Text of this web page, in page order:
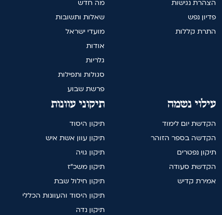
מה חדש
שאלות ותשובות
מועדי ישראל
אודות
גלריות
סגולות ותפילות
פרשת שבוע
הצהרת נגישות
פדיון נפש
התרת קללות
תיקוני עוונות
תיקון היסוד
תיקון עוון אשת איש
תיקון גויה
תיקון משכ"ז
תיקון חילול שבת
תיקון היסוד והעוונות הכללי
תיקון נדה
עילוי נשמה
הקדשת יום לימוד
הקדשה בספר הזוהר
תיקון נפטרים
הקדשת סעודה
אמירת קדיש